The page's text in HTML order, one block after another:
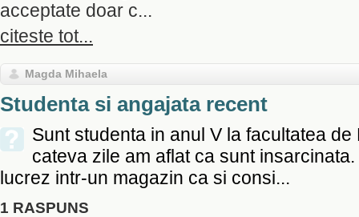
acceptate doar c...
citeste tot...
Magda Mihaela
Studenta si angajata recent
Sunt studenta in anul V la facultatea
cateva zile am aflat ca sunt
lucrez intr-un magazin ca si consi...
1 RASPUNS